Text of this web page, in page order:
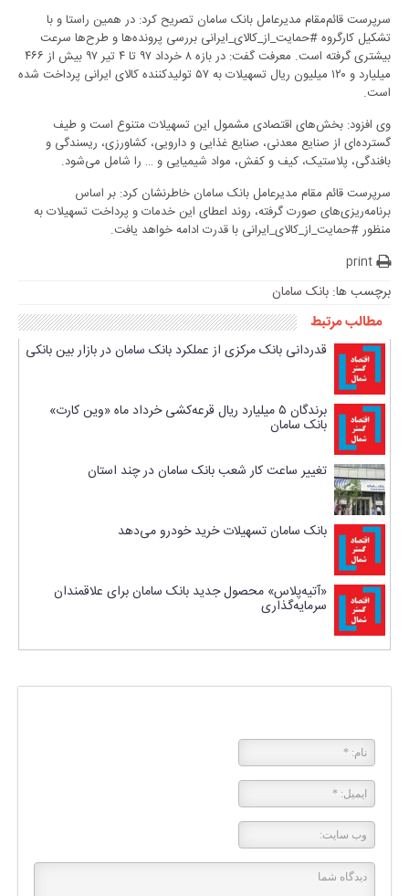
سرپرست قائم‌مقام مدیرعامل بانک سامان تصریح کرد: در همین راستا و با
تشکیل کارگروه #حمایت_از_کالای_ایرانی بررسی پرونده‌ها و طرح‌ها سرعت
بیشتری گرفته است. معرفت گفت: در بازه ۸ خرداد ۹۷ تا ۴ تیر ۹۷ بیش از ۴۶۶
میلیارد و ۱۲۰ میلیون ریال تسهیلات به ۵۷ تولیدکننده کالای ایرانی پرداخت شده
است.
وی افزود: بخش‌های اقتصادی مشمول این تسهیلات متنوع است و طیف
گسترده‌ای از صنایع معدنی، صنایع غذایی و دارویی، کشاورزی، ریسندگی و
بافندگی، پلاستیک، کیف و کفش، مواد شیمیایی و … را شامل می‌شود.
سرپرست قائم‌ مقام مدیرعامل بانک سامان خاطرنشان کرد: بر اساس
برنامه‌ریزی‌های صورت گرفته، روند اعطای این خدمات و پرداخت تسهیلات به
منظور #حمایت_از_کالای_ایرانی با قدرت ادامه خواهد یافت.
print
برچسب ها: بانک سامان
مطالب مرتبط
قدردانی بانک مرکزی از عملکرد بانک سامان در بازار بین بانکی
برندگان ۵ میلیارد ریال قرعه‌کشی خرداد ماه «وین کارت»
بانک سامان
تغییر ساعت کار شعب بانک سامان در چند استان
بانک سامان تسهیلات خرید خودرو می‌دهد
«آتیه‌پلاس» محصول جدید بانک سامان برای علاقمندان
سرمایه‌گذاری